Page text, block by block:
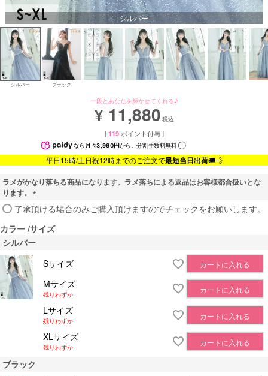
シルバー
シルバー ブラック
一段とあなたを輝かせてくれる♪
¥ 11,880 税込
[ 119 ポイント付与 ]
なら月々3,960円から。分割手数料無料
平日15時/土日祝12時までのご注文で最短当日出荷🚚💨
ラメがかなり落ちる商品になります。ラメ落ちによる返品はお客様都合扱いとな
ります。
(
必
須
了承頂ける場合のみご購入頂けますのでチェックをお願いします。
カラー サイズ
シルバー
Sサイズ
カートに入れる
Mサイズ
残りわずか
カートに入れる
Lサイズ
残りわずか
カートに入れる
XLサイズ
残りわずか
カートに入れる
ブラック